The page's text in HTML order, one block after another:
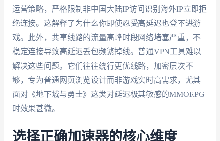
运营策略，严格限制非中国大陆IP访问识别海外IP立即拒
绝连接。这解释了为什么你即使忍受高延迟也登不进游
戏。此外，共享线路的流量高峰时段网络堵塞严重，不
稳定连接导致高延迟丢包频繁掉线。普通VPN工具难以
解决这些问题。它们往往绕行更优线路，加密层次不
够，专为普通网页浏览设计而非游戏实时高需求，尤其
面对《地下城与勇士》这类对延迟极其敏感的MMORPG
时效果甚微。
选择正确加速器的核心维度